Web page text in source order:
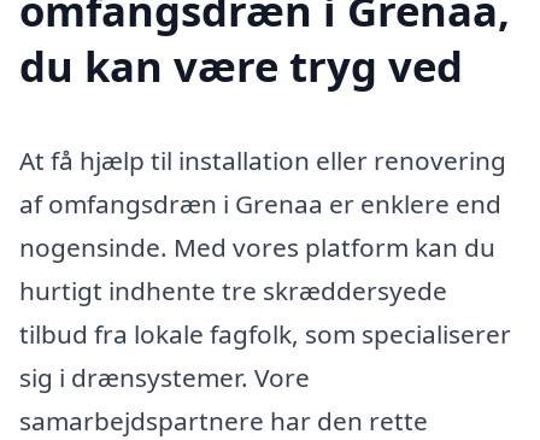
du kan være tryg ved
At få hjælp til installation eller renovering
af omfangsdræn i Grenaa er enklere end
nogensinde. Med vores platform kan du
hurtigt indhente tre skræddersyede
tilbud fra lokale fagfolk, som specialiserer
sig i drænsystemer. Vore
samarbejdspartnere har den rette